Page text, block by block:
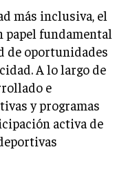
más inclusiva, el
papel fundamental
de oportunidades
A lo largo de
e
y programas
activa de